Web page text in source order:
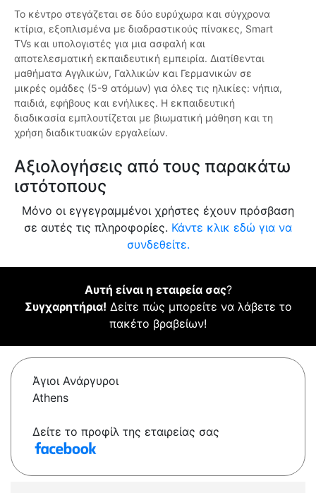
Το κέντρο στεγάζεται σε δύο ευρύχωρα και σύγχρονα
κτίρια, εξοπλισμένα με διαδραστικούς πίνακες, Smart
TVs και υπολογιστές για μια ασφαλή και
αποτελεσματική εκπαιδευτική εμπειρία. Διατίθενται
μαθήματα Αγγλικών, Γαλλικών και Γερμανικών σε
μικρές ομάδες (5-9 ατόμων) για όλες τις ηλικίες: νήπια,
παιδιά, εφήβους και ενήλικες. Η εκπαιδευτική
διαδικασία εμπλουτίζεται με βιωματική μάθηση και τη
χρήση διαδικτυακών εργαλείων.
Αξιολογήσεις από τους παρακάτω
ιστότοπους
Μόνο οι εγγεγραμμένοι χρήστες έχουν πρόσβαση
σε αυτές τις πληροφορίες. Κάντε κλικ εδώ για να
συνδεθείτε.
Αυτή είναι η εταιρεία σας?
Συγχαρητήρια! Δείτε πώς μπορείτε να λάβετε το
πακέτο βραβείων!
Άγιοι Ανάργυροι
Athens
Δείτε το προφίλ της εταιρείας σας